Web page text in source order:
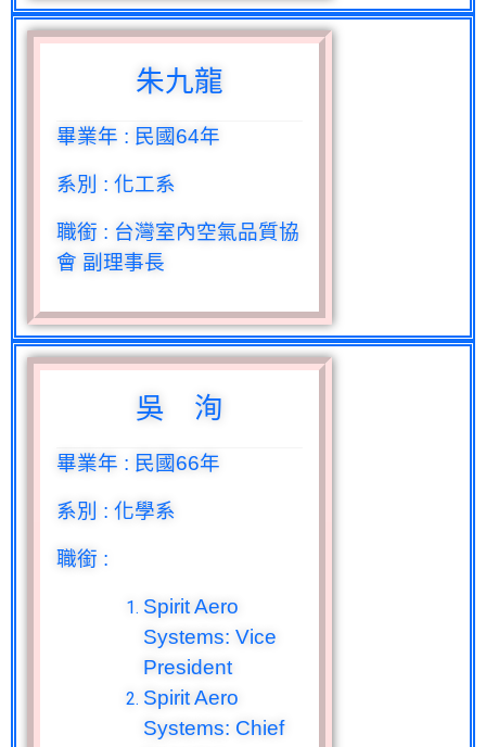
朱九龍
畢業年 : 民國64年
系別 : 化工系
職銜 : 台灣室內空氣品質協
會 副理事長
吳 洵
畢業年 : 民國66年
系別 : 化學系
職銜 :
Spirit Aero
Systems: Vice
President
Spirit Aero
Systems: Chief